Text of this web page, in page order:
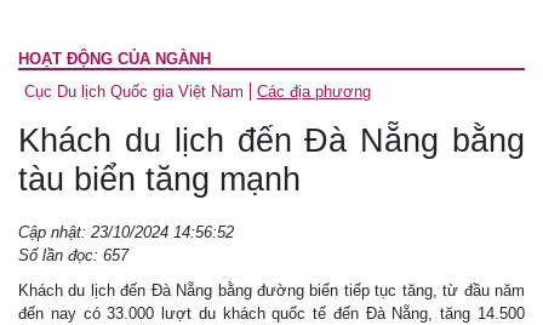
HOẠT ĐỘNG CỦA NGÀNH
Cục Du lịch Quốc gia Việt Nam
Các địa phương
Khách du lịch đến Đà Nẵng bằng
tàu biển tăng mạnh
Cập nhật: 23/10/2024 14:56:52
Số lần đọc: 657
Khách du lịch đến Đà Nẵng bằng đường biển tiếp tục tăng, từ đầu năm
đến nay có 33.000 lượt du khách quốc tế đến Đà Nẵng, tăng 14.500